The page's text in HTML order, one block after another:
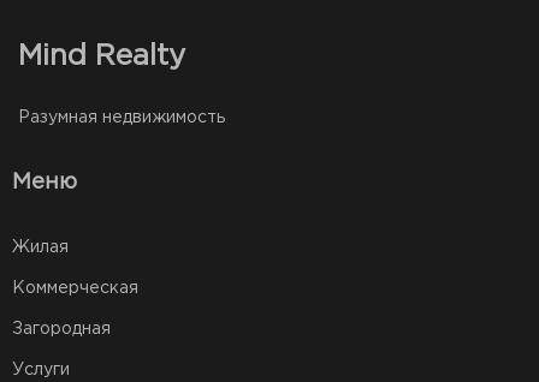
Mind Realty
Разумная недвижимость
Меню
Жилая
Коммерческая
Загородная
Услуги